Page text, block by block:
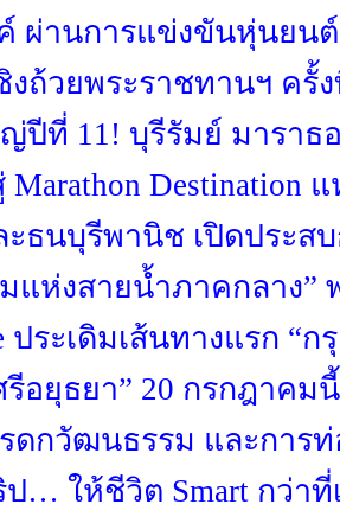
ผ่านการแข่งขันหุ่นยน
งถ้วยพระราชทานฯ ครั้
ปีที่ 11! บุรีรัมย์ มาราธ
Destination แ
ธนบุรีพานิช เปิดประสบ
แห่งสายน้ำภาคกลาง”
ประเดิมเส้นทางแรก “ก
อยุธยา” 20 กรกฎาคม
ดกวัฒนธรรม และการท่
… ให้ชีวิต Smart กว่าที่